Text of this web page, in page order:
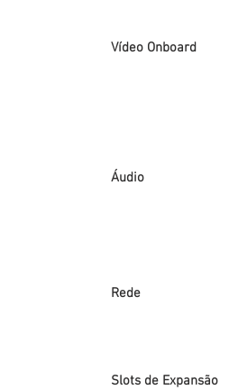
Vídeo Onboard
Áudio
Rede
Slots de Expansão